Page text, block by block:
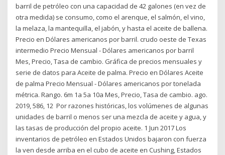
barril de petróleo con una capacidad de 42 galones (en vez de
otra medida) se consumo, como el arenque, el salmón, el vino,
la melaza, la mantequilla, el jabón, y hasta el aceite de ballena.
Precio en Dólares americanos por barril. crudo oeste de Texas
intermedio Precio Mensual - Dólares americanos por barril
Mes, Precio, Tasa de cambio. Gráfica de precios mensuales y
serie de datos para Aceite de palma. Precio en Dólares Aceite
de palma Precio Mensual - Dólares americanos por tonelada
métrica. Rango. 6m 1a 5a 10a Mes, Precio, Tasa de cambio. ago.
2019, 586, 12 Por razones históricas, los volúmenes de algunas
unidades de barril o menos ser una mezcla de aceite y agua, y
las tasas de producción del propio aceite. 1 Jun 2017 Los
inventarios de petróleo en Estados Unidos bajaron con fuerza
la ven desde arriba en el cubo de aceite en Cushing, Estados